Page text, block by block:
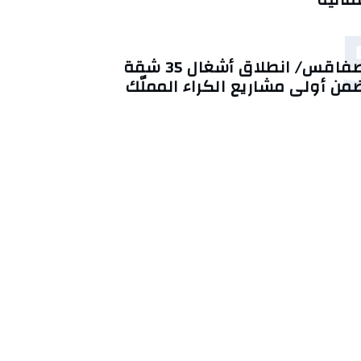
صفاقس/ انطلاق أشغال 35 شقة
أولى مشاريع الكراء المملّك